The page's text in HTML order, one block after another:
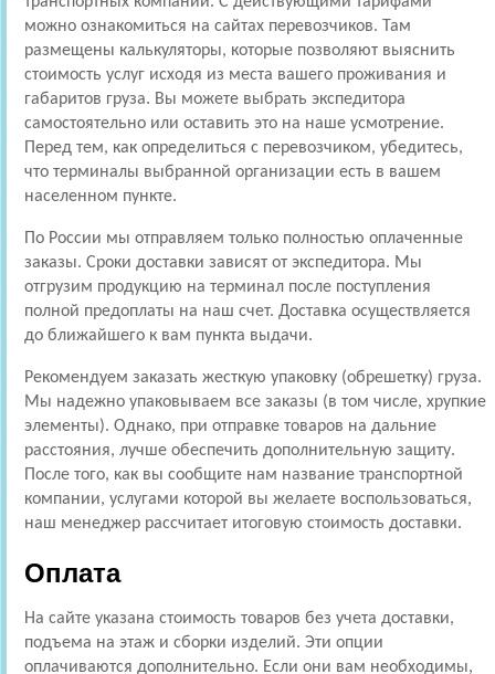
можно ознакомиться на сайтах перевозчиков. Там
размещены калькуляторы, которые позволяют выяснить
стоимость услуг исходя из места вашего проживания и
габаритов груза. Вы можете выбрать экспедитора
самостоятельно или оставить это на наше усмотрение.
Перед тем, как определиться с перевозчиком, убедитесь,
что терминалы выбранной организации есть в вашем
населенном пункте.
По России мы отправляем только полностью оплаченные
заказы. Сроки доставки зависят от экспедитора. Мы
отгрузим продукцию на терминал после поступления
полной предоплаты на наш счет. Доставка осуществляется
до ближайшего к вам пункта выдачи.
Рекомендуем заказать жесткую упаковку (обрешетку) груза.
Мы надежно упаковываем все заказы (в том числе, хрупкие
элементы). Однако, при отправке товаров на дальние
расстояния, лучше обеспечить дополнительную защиту.
После того, как вы сообщите нам название транспортной
компании, услугами которой вы желаете воспользоваться,
наш менеджер рассчитает итоговую стоимость доставки.
Оплата
На сайте указана стоимость товаров без учета доставки,
подъема на этаж и сборки изделий. Эти опции
оплачиваются дополнительно. Если они вам необходимы,